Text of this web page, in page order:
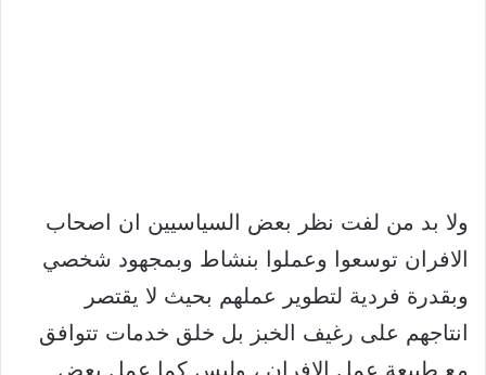
ولا بد من لفت نظر بعض السياسيين ان اصحاب
الافران توسعوا وعملوا بنشاط وبمجهود شخصي
وبقدرة فردية لتطوير عملهم بحيث لا يقتصر
انتاجهم على رغيف الخبز بل خلق خدمات تتوافق
مع طبيعة عمل الافران ، وليس كما عمل بعض